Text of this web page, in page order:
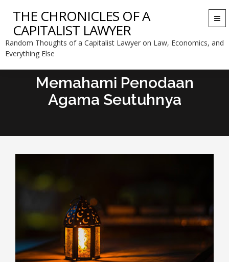
THE CHRONICLES OF A
CAPITALIST LAWYER
Random Thoughts of a Capitalist Lawyer on Law, Economics, and
Everything Else
Memahami Penodaan
Agama Seutuhnya